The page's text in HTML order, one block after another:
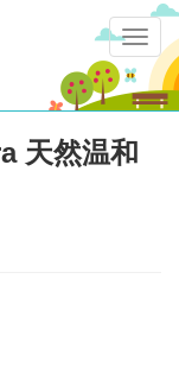
天然温和